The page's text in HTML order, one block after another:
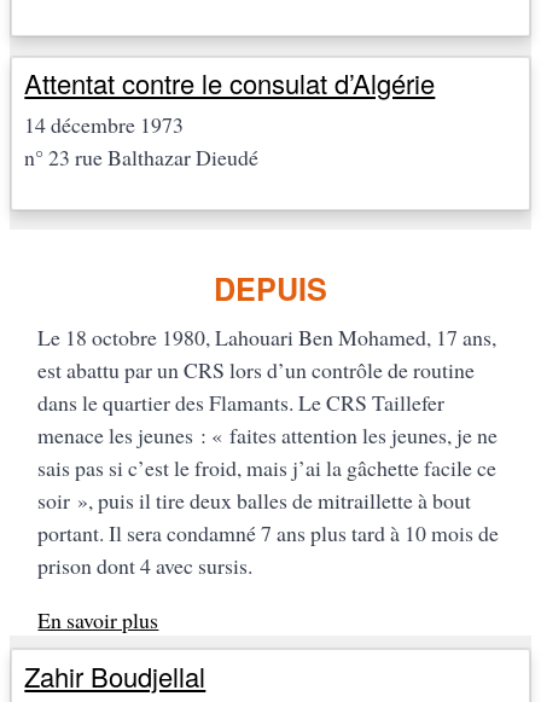
Attentat contre le consulat d’Algérie
14 décembre 1973
n° 23 rue Balthazar Dieudé
DEPUIS
Le 18 octobre 1980, Lahouari Ben Mohamed, 17 ans,
est abattu par un CRS lors d’un contrôle de routine
dans le quartier des Flamants. Le CRS Taillefer
menace les jeunes : « faites attention les jeunes, je ne
sais pas si c’est le froid, mais j’ai la gâchette facile ce
soir », puis il tire deux balles de mitraillette à bout
portant. Il sera condamné 7 ans plus tard à 10 mois de
prison dont 4 avec sursis.
En savoir plus
Zahir Boudjellal